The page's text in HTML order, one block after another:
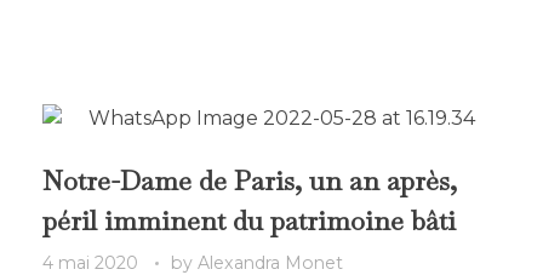
Notre-Dame de Paris, un an après,
péril imminent du patrimoine bâti
4 mai 2020 by Alexandra Monet